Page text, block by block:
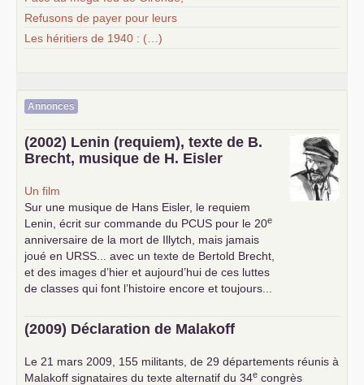
Refusons de payer pour leurs
Les héritiers de 1940 : (…)
Annonces
(2002) Lenin (requiem), texte de B.
Brecht, musique de H. Eisler
Un film
Sur une musique de Hans Eisler, le requiem
Lenin, écrit sur commande du PCUS pour le 20e
anniversaire de la mort de Illytch, mais jamais
joué en URSS ... avec un texte de Bertold Brecht,
et des images d’hier et aujourd’hui de ces luttes
de classes qui font l’histoire encore et toujours...
(2009) Déclaration de Malakoff
Le 21 mars 2009, 155 militants, de 29 départements réunis à
Malakoff signataires du texte alternatif du 34e congrès